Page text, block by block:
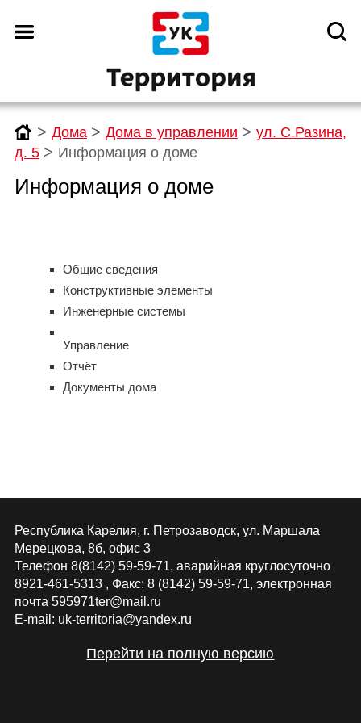
> Дома > Дома в управлении > ул. С.Разина,
д. 5 > Информация о доме
Информация о доме
Общие сведения
Конструктивные элементы
Инженерные системы
Управление
Отчёт
Документы дома
Республика Карелия, г. Петрозаводск, ул. Маршала
Мерецкова, 8б, офис 3
Телефон 8(8142) 59-59-71, аварийная круглосуточно
8921-461-5313 , Факс: 8 (8142) 59-59-71, электронная
почта 595971ter@mail.ru
E-mail: uk-territoria@yandex.ru
Перейти на полную версию